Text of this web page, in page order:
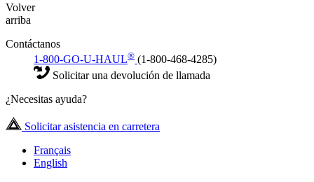
Volver
arriba
Contáctanos
1-800-GO-U-HAUL® (1-800-468-4285)
Solicitar una devolución de llamada
¿Necesitas ayuda?
Solicitar asistencia en carretera
Français
English